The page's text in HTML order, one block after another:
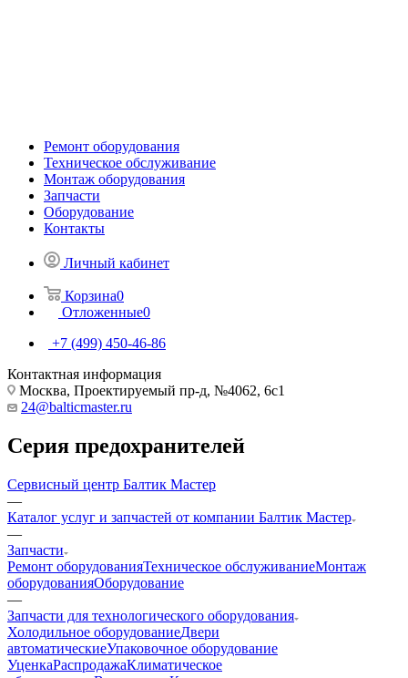
Ремонт оборудования
Техническое обслуживание
Монтаж оборудования
Запчасти
Оборудование
Контакты
Личный кабинет
Корзина0
Отложенные0
+7 (499) 450-46-86
Контактная информация
Москва, Проектируемый пр-д, №4062, 6с1
24@balticmaster.ru
Серия предохранителей
Сервисный центр Балтик Мастер
—
Каталог услуг и запчастей от компании Балтик Мастер
—
Запчасти
Ремонт оборудованияТехническое обслуживаниеМонтаж
оборудованияОборудование
—
Запчасти для технологического оборудования
Холодильное оборудованиеДвери
автоматическиеУпаковочное оборудование
УценкаРаспродажаКлиматическое